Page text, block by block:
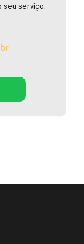
seu serviço.